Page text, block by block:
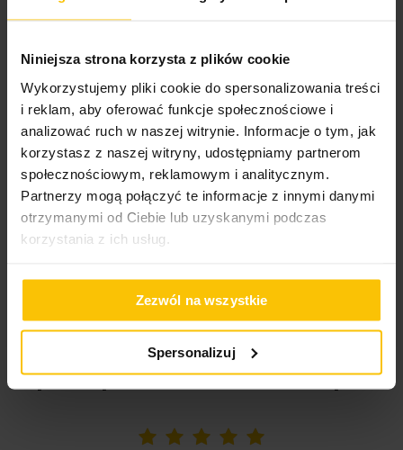
Niniejsza strona korzysta z plików cookie
Wykorzystujemy pliki cookie do spersonalizowania treści
i reklam, aby oferować funkcje społecznościowe i
analizować ruch w naszej witrynie. Informacje o tym, jak
korzystasz z naszej witryny, udostępniamy partnerom
społecznościowym, reklamowym i analitycznym.
Partnerzy mogą połączyć te informacje z innymi danymi
otrzymanymi od Ciebie lub uzyskanymi podczas
korzystania z ich usług.
Zezwól na wszystkie
Spersonalizuj
wynikiem wykruszania się parafiny z włókien. Nie jest ono
wadą produktu. Podczas kolejnych procesów prania i w
trakcie użytkowania ręczników pylenie całkowicie ustępuje,
jednocześnie zwiększa się ich puszystość i chłonność
do listy życzeń
32,80 zł
Dodaj do koszyka Dodaj do listy życzeń
Dodaj do koszyka
High-contrast mode
To może Cię zainteresować
Opinie potwierdzone zakupem